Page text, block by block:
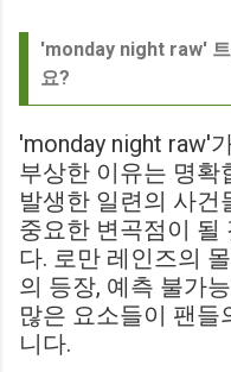
'monday night raw'
요?
'monday night raw'
부상한 이유는 명확
발생한 일련의 사건
중요한 변곡점이 될
다. 로만 레인즈의
의 등장, 예측 불가
많은 요소들이 팬들
니다.